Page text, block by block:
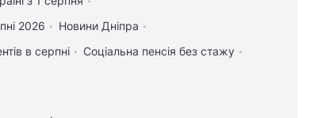
14:41 ОНОВЛЕНО
США щомісяця
- Зеленський
2026
Новини Дніпра
в серпні
Соціальна пенсія без стажу